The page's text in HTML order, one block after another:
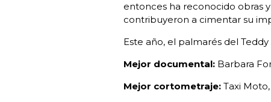
entonces ha reconocido obras
contribuyeron a cimentar su
Este año, el palmarés del
Mejor documental: Barbara
Mejor cortometraje: Taxi